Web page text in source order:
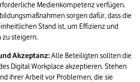
Medienkompetenz verfügen.
sorgen dafür, dass die
Stand ist, um Effizienz und
zu steigern.
Akzeptanz: Alle Beteiligten sollten die
Digital Workplace akzeptieren. Stehen
ihrer Arbeit vor Problemen, die sie